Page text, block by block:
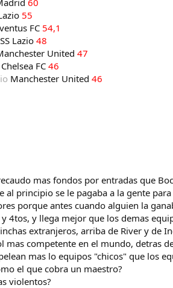
55
FC 54,1
SS Lazio 48
United 47
Chelsea FC 46
Manchester United 46
mas fondos por entradas que
al principio se le pagaba a la gente
porque antes cuando alguien la
4tos, y llega mejor que los demas
extranjeros, arriba de River y de
mas competente en el mundo, detras
mas lo equipos "chicos" que los
el que cobra un maestro?
violentos?